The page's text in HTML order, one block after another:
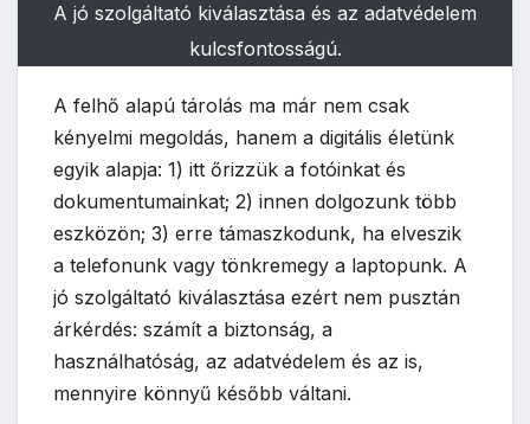
A jó szolgáltató kiválasztása és az adatvédelem
kulcsfontosságú.
A felhő alapú tárolás ma már nem csak
kényelmi megoldás, hanem a digitális életünk
egyik alapja: 1) itt őrizzük a fotóinkat és
dokumentumainkat; 2) innen dolgozunk több
eszközön; 3) erre támaszkodunk, ha elveszik
a telefonunk vagy tönkremegy a laptopunk. A
jó szolgáltató kiválasztása ezért nem pusztán
árkérdés: számít a biztonság, a
használhatóság, az adatvédelem és az is,
mennyire könnyű később váltani.